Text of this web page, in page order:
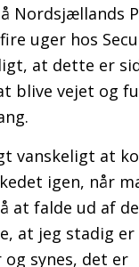
Nordsjællands
uger hos
at dette er
blive vejet og
vanskeligt at
igen, når
falde ud af
at jeg stadig
synes, det er